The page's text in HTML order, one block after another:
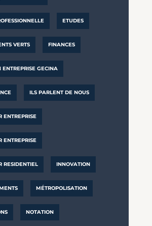
ETUDES
VERTS FINANCES
ENTREPRISE GECINA
ILS PARLENT DE NOUS
ENTREPRISE
ENTREPRISE
RESIDENTIEL INNOVATION
MÉTROPOLISATION
NOTATION